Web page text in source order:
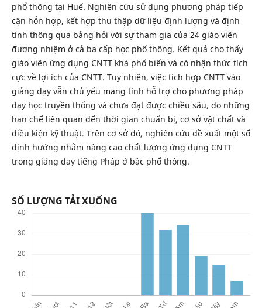
phổ thông tại Huế. Nghiên cứu sử dụng phương pháp tiếp
cận hỗn hợp, kết hợp thu thập dữ liệu định lượng và định
tính thông qua bảng hỏi với sự tham gia của 24 giáo viên
đương nhiệm ở cả ba cấp học phổ thông. Kết quả cho thấy
giáo viên ứng dụng CNTT khá phổ biến và có nhận thức tích
cực về lợi ích của CNTT. Tuy nhiên, việc tích hợp CNTT vào
giảng dạy vẫn chủ yếu mang tính hỗ trợ cho phương pháp
dạy học truyền thống và chưa đạt được chiều sâu, do những
hạn chế liên quan đến thời gian chuẩn bị, cơ sở vật chất và
điều kiện kỹ thuật. Trên cơ sở đó, nghiên cứu đề xuất một số
định hướng nhằm nâng cao chất lượng ứng dụng CNTT
trong giảng dạy tiếng Pháp ở bậc phổ thông.
SỐ LƯỢNG TẢI XUỐNG